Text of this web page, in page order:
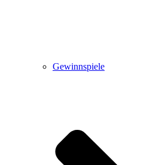
Gewinnspiele